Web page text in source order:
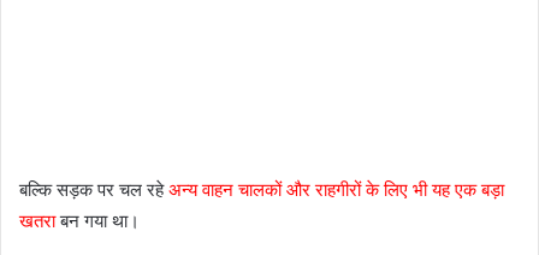
बल्कि सड़क पर चल रहेअन्य वाहन चालकों और राहगीरों के लिए भी यह एक बड़ा
खतराबन गया था।